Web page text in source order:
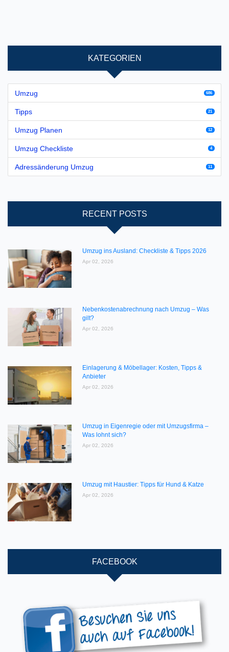
KATEGORIEN
Umzug 686
Tipps 21
Umzug Planen 12
Umzug Checkliste 4
Adressänderung Umzug 11
RECENT POSTS
Umzug ins Ausland: Checkliste & Tipps 2026
Apr 02, 2026
Nebenkostenabrechnung nach Umzug – Was
gilt?
Apr 02, 2026
Einlagerung & Möbellager: Kosten, Tipps &
Anbieter
Apr 02, 2026
Umzug in Eigenregie oder mit Umzugsfirma –
Was lohnt sich?
Apr 02, 2026
Umzug mit Haustier: Tipps für Hund & Katze
Apr 02, 2026
FACEBOOK